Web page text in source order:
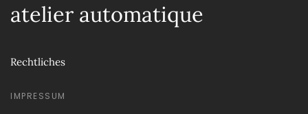
atelier automatique
Rechtliches
IMPRESSUM